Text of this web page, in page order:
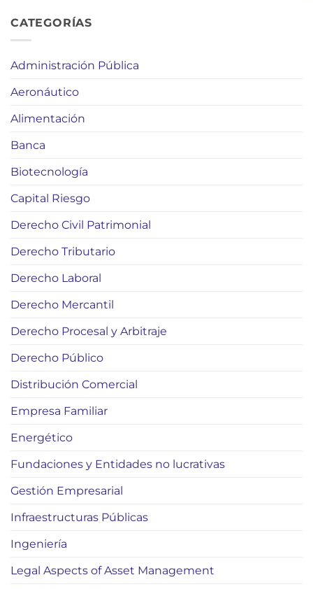
CATEGORÍAS
Administración Pública
Aeronáutico
Alimentación
Banca
Biotecnología
Capital Riesgo
Derecho Civil Patrimonial
Derecho Tributario
Derecho Laboral
Derecho Mercantil
Derecho Procesal y Arbitraje
Derecho Público
Distribución Comercial
Empresa Familiar
Energético
Fundaciones y Entidades no lucrativas
Gestión Empresarial
Infraestructuras Públicas
Ingeniería
Legal Aspects of Asset Management